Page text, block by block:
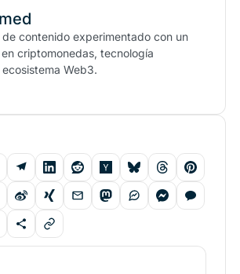
contenido experimentado con un
criptomonedas, tecnología
Web3.